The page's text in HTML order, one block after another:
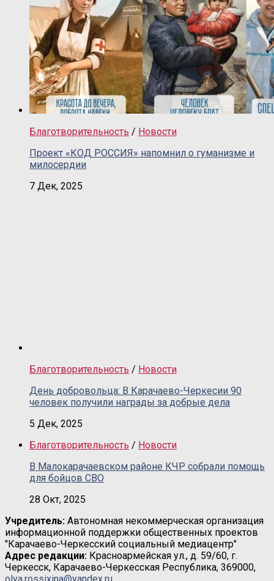
Благотворительность / Новости
Проект «КОД РОССИЯ» напомнил о гуманизме и
милосердии
7 Дек, 2025
Благотворительность / Новости
День добровольца: В Карачаево-Черкесии 90
человек получили награды за добрые дела
5 Дек, 2025
Благотворительность / Новости
В Малокарачаевском районе КЧР собрали помощь
для бойцов СВО
28 Окт, 2025
Учредитель: Автономная некоммерческая организация
информационной поддержки общественных проектов
"Карачаево-Черкесский социальный медиацентр"
Адрес редакции: Красноармейская ул., д. 59/60, г.
Черкесск, Карачаево-Черкесская Республика, 369000,
olya.rossixina@yandex.ru